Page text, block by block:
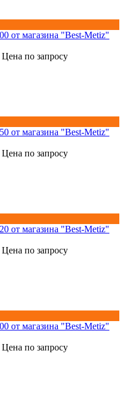
Цена по запросу
Цена по запросу
Цена по запросу
Цена по запросу